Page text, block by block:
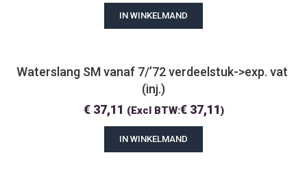
IN WINKELMAND
Waterslang SM vanaf 7/’72 verdeelstuk->exp. vat
(inj.)
€37,11 (Excl BTW:€37,11)
IN WINKELMAND